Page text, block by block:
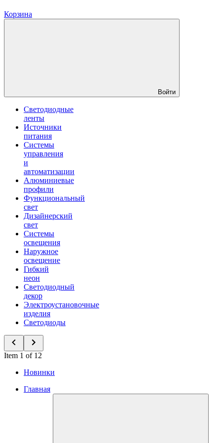
Корзина
Войти
Светодиодные
ленты
Источники
питания
Системы
управления
и
автоматизации
Алюминиевые
профили
Функциональный
свет
Дизайнерский
свет
Системы
освещения
Наружное
освещение
Гибкий
неон
Светодиодный
декор
Электроустановочные
изделия
Светодиоды
Item 1 of 12
Новинки
Главная